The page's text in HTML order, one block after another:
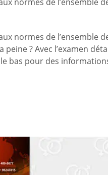
normes de l’ensemble
? Avec l’examen
bas pour des